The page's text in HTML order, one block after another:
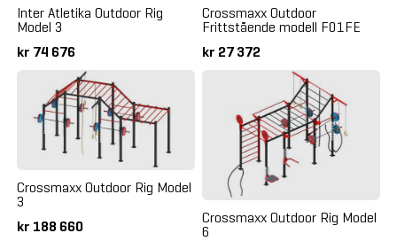
Inter Atletika Outdoor Rig
Model 3
kr 74 676
Crossmaxx Outdoor
Frittstående modell F01FE
kr 27 372
Crossmaxx Outdoor Rig Model
3
kr 188 660
Crossmaxx Outdoor Rig Model
6